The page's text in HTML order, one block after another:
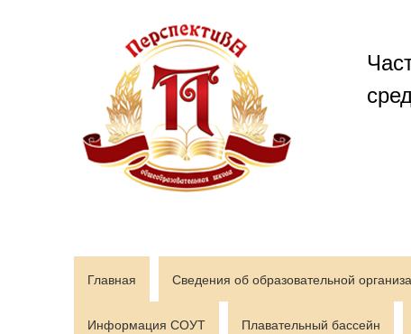
Главная Сведения об образовательной
Информация СОУТ Плавательный бассейн